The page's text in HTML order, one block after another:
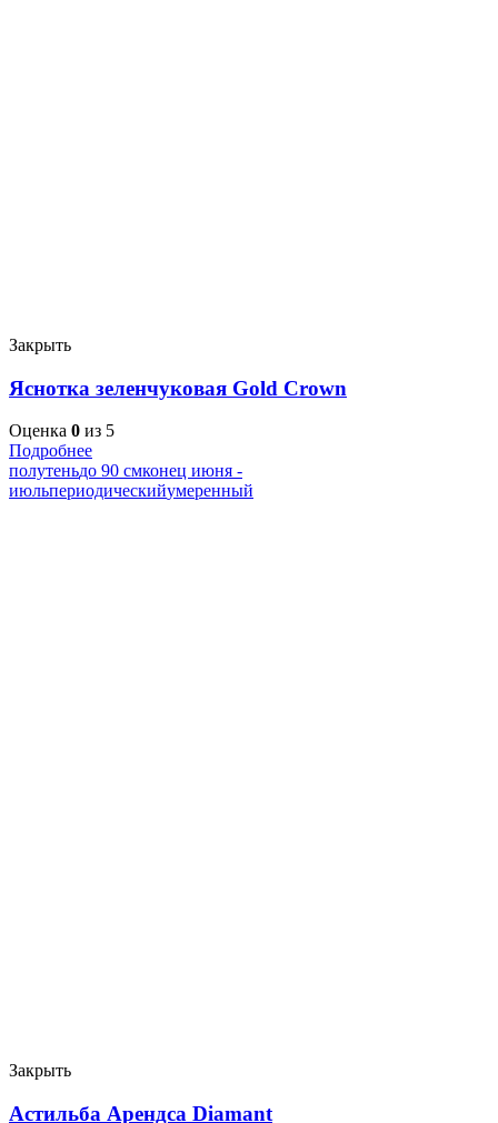
Закрыть
Яснотка зеленчуковая Gold Crown
Оценка 0 из 5
Подробнее
полутеньдо 90 смконец июня -
июльпериодическийумеренный
Закрыть
Астильба Арендса Diamant